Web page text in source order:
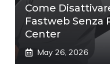
Come
Fastweb Senza
Center
May 26, 2026